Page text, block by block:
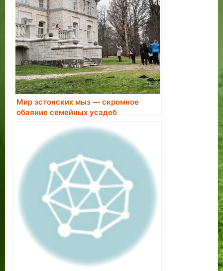
Мир эстонских мыз — скромное
обаяние семейных усадеб